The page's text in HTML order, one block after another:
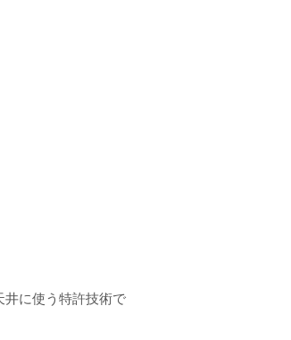
に使う特許技術で